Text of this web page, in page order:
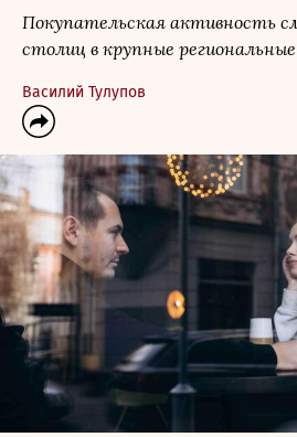
Покупательская активность
столиц в крупные
Василий Тулупов